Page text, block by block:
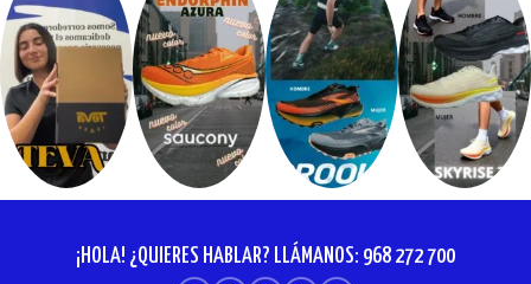
¡HOLA! ¿QUIERES HABLAR? LLÁMANOS: 968 272 700